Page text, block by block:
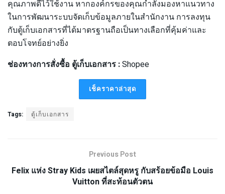
คุณภาพดีไว้ใช้งาน หากองค์กรของคุณกำลังมองหาแนวทาง
ในการพัฒนาระบบจัดเก็บข้อมูลภายในสำนักงาน การลงทุน
กับตู้เก็บเอกสารที่ได้มาตรฐานถือเป็นทางเลือกที่คุ้มค่าและ
ตอบโจทย์อย่างยิ่ง
ช่องทางการสั่งซื้อ ตู้เก็บเอกสาร :Shopee
เช็คราคาล่าสุด
Tags: ตู้เก็บเอกสาร
Previous Post
Felix แห่ง Stray Kids เผยสไตล์สุดหรู กับสร้อยข้อมือ Louis
Vuitton ที่สะท้อนตัวตน